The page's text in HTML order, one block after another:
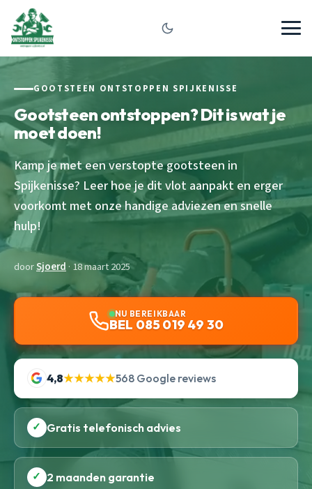
GOOTSTEEN ONTSTOPPEN SPIJKENISSE
Gootsteen ontstoppen? Dit is wat je
moet doen!
Kamp je met een verstopte gootsteen in
Spijkenisse? Leer hoe je dit vlot aanpakt en erger
voorkomt met onze handige adviezen en snelle
hulp!
doorSjoerd · 18 maart 2025
NU BEREIKBAAR
BEL 085 019 49 30
4,8★★★★★568 Google reviews
✓ Gratis telefonisch advies
✓ 2 maanden garantie